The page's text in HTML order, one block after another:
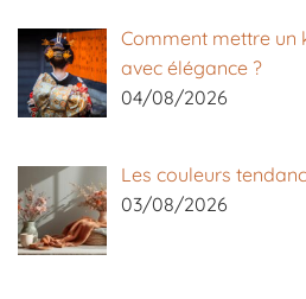
Comment mettre
avec élégance ?
04/08/2026
Les couleurs
03/08/2026